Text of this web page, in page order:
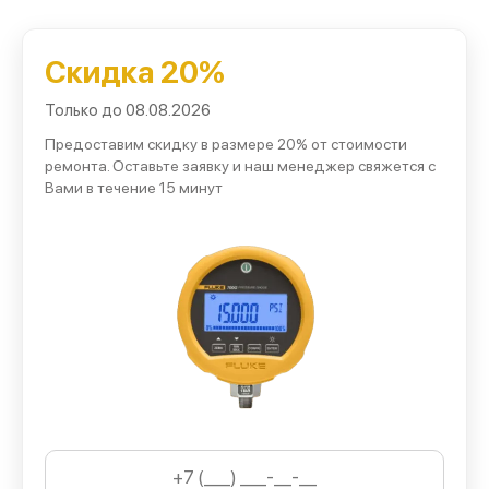
работ;
организуем ускоренное обслуживание для
организаций;
предоставляем гарантию на детали и выполненные
Такая схема возвращает устройству точность и
Услуги нашего сервисного центра
В перечне доступных технических процедур:
питания;
Скидка 20%
Только до 08.08.2026
Предоставим скидку в размере 20% от стоимости
ремонта. Оставьте заявку и наш менеджер свяжется с
Вами в течение 15 минут